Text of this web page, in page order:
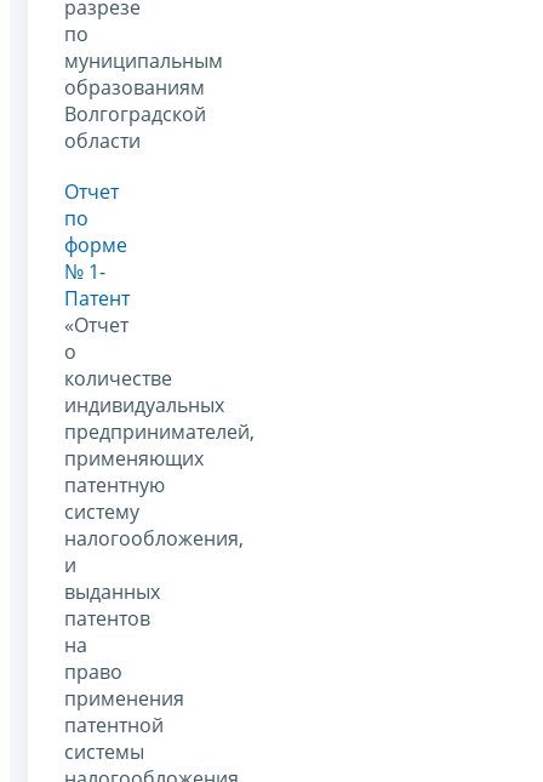
разрезе
по
муниципальным
образованиям
Волгоградской
области
Отчет
по
форме
№ 1-
Патент
«Отчет
о
количестве
индивидуальных
предпринимателей,
применяющих
патентную
систему
налогообложения,
и
выданных
патентов
на
право
применения
патентной
системы